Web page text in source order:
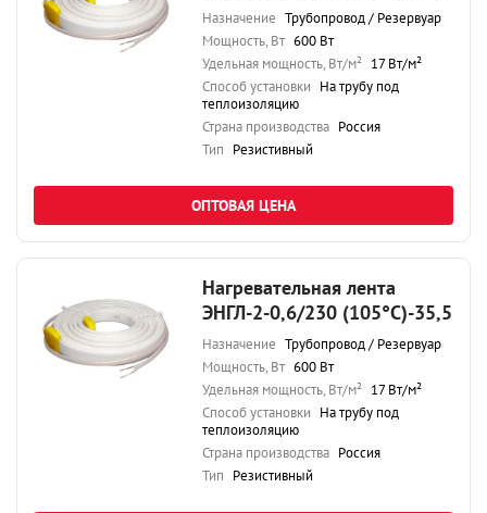
Назначение Трубопровод / Резервуар
Мощность, Вт 600 Вт
Удельная мощность, Вт/м² 17 Вт/м²
Способ установки На трубу под
теплоизоляцию
Страна производства Россия
Тип Резистивный
ОПТОВАЯ ЦЕНА
Нагревательная лента
ЭНГЛ-2-0,6/230 (105°С)-35,5
Назначение Трубопровод / Резервуар
Мощность, Вт 600 Вт
Удельная мощность, Вт/м² 17 Вт/м²
Способ установки На трубу под
теплоизоляцию
Страна производства Россия
Тип Резистивный